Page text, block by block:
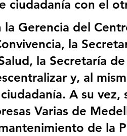
ciudadanía con el
Gerencia del
la
la Secretaría
y, al
A su vez,
Varias de
de la